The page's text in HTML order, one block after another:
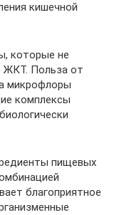
кишечной
которые не
ЖКТ. Польза от
микрофлоры
комплексы
пищевых
благоприятное